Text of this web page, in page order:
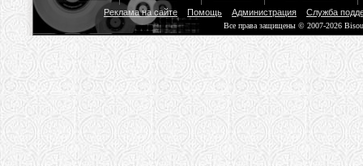
Реклама на сайте
Помощь Администрация Служба
Все права защищены © 2007-2026